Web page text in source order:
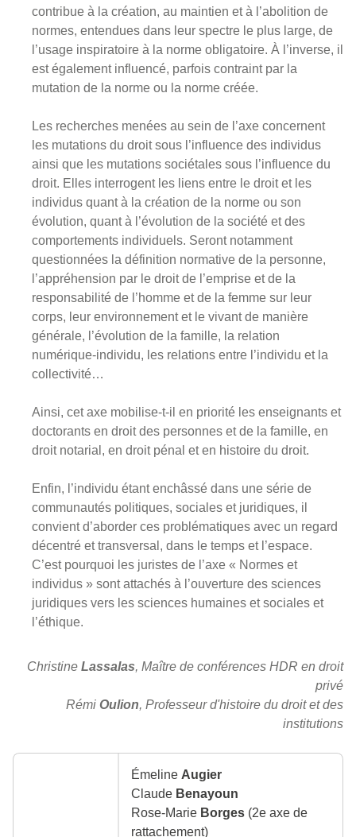
contribue à la création, au maintien et à l’abolition de
normes, entendues dans leur spectre le plus large, de
l’usage inspiratoire à la norme obligatoire. À l’inverse, il
est également influencé, parfois contraint par la
mutation de la norme ou la norme créée.
Les recherches menées au sein de l’axe concernent
les mutations du droit sous l’influence des individus
ainsi que les mutations sociétales sous l’influence du
droit. Elles interrogent les liens entre le droit et les
individus quant à la création de la norme ou son
évolution, quant à l’évolution de la société et des
comportements individuels. Seront notamment
questionnées la définition normative de la personne,
l’appréhension par le droit de l’emprise et de la
responsabilité de l’homme et de la femme sur leur
corps, leur environnement et le vivant de manière
générale, l’évolution de la famille, la relation
numérique-individu, les relations entre l’individu et la
collectivité…
Ainsi, cet axe mobilise-t-il en priorité les enseignants et
doctorants en droit des personnes et de la famille, en
droit notarial, en droit pénal et en histoire du droit.
Enfin, l’individu étant enchâssé dans une série de
communautés politiques, sociales et juridiques, il
convient d’aborder ces problématiques avec un regard
décentré et transversal, dans le temps et l’espace.
C’est pourquoi les juristes de l’axe « Normes et
individus » sont attachés à l’ouverture des sciences
juridiques vers les sciences humaines et sociales et
l’éthique.
Christine Lassalas, Maître de conférences HDR en droit
privé
Rémi Oulion, Professeur d'histoire du droit et des
institutions
Émeline Augier
Claude Benayoun
Rose-Marie Borges (2e axe de
rattachement)